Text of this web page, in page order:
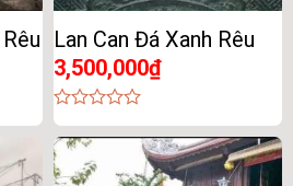
Lan Can Đá Xanh Rêu
3,500,000₫
0
out
of
5